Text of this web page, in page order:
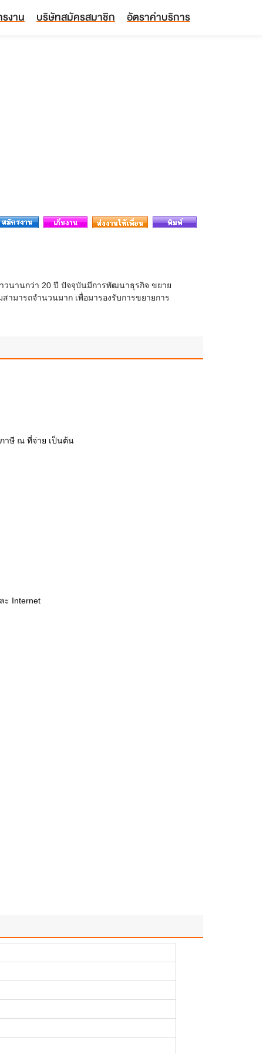
งาน บริษัทสมัครสมาชิก อัตราค่าบริการ
วนานกว่า 20 ปี ปัจจุบันมีการพัฒนาธุรกิจ ขยาย
ามารถจำนวนมาก เพื่อมารองรับการขยายการ
ภาษี ณ ที่จ่าย เป็นต้น
ะ Internet